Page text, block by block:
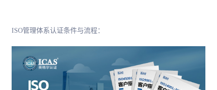
ISO管理体系认证条件与流程：